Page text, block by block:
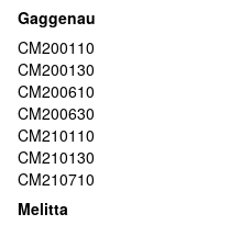
Gaggenau
CM200110
CM200130
CM200610
CM200630
CM210110
CM210130
CM210710
Melitta